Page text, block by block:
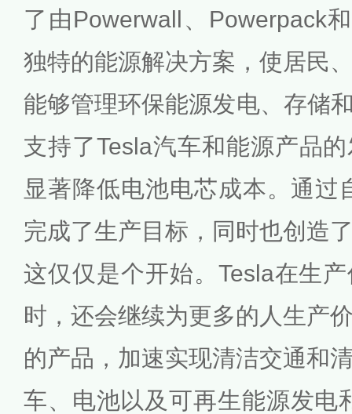
了由Powerwall、Powerpack
独特的能源解决方案，使居民
能够管理环保能源发电、存储
支持了Tesla汽车和能源产品
显著降低电池电芯成本。通过
完成了生产目标，同时也创造
这仅仅是个开始。Tesla在生
时，还会继续为更多的人生产
的产品，加速实现清洁交通和
车、电池以及可再生能源发电